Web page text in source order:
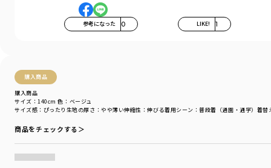
参考になった 0 LIKE! 1
購入商品
購入商品
サイズ感 ：ぴったり 生地の厚さ ：やや薄い伸縮性 ：伸びる着用シーン ：普段着（通園・通学） 着替
サイズ：140cm 色：ベージュ
商品をチェックする＞